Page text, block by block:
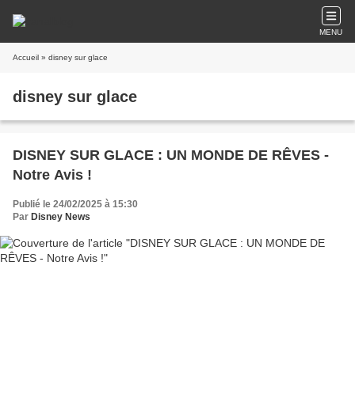
MENU
Accueil » disney sur glace
disney sur glace
DISNEY SUR GLACE : UN MONDE DE RÊVES -
Notre Avis !
Publié le 24/02/2025 à 15:30
Par Disney News